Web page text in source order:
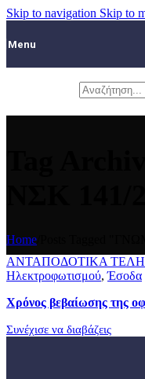
Skip to navigation Skip to
Menu
Home
ΑΝΤΑΠΟΔΟΤΙΚΑ ΤΕΛΗ
Ηλεκτροφωτισμού,Έσοδα
Χρόνος βεβαίωσης της
Συνέχισε να διαβάζεις